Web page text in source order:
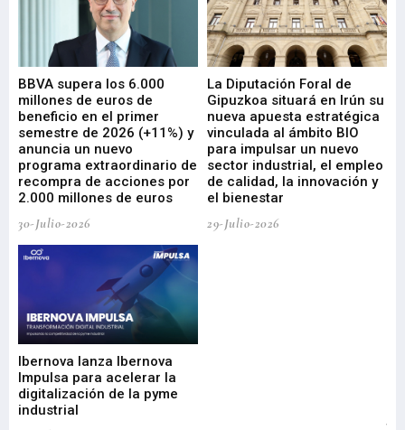
BBVA supera los 6.000
millones de euros de
beneficio en el primer
semestre de 2026 (+11%) y
anuncia un nuevo
programa extraordinario de
recompra de acciones por
2.000 millones de euros
30-Julio-2026
La Diputación Foral de
Gipuzkoa situará en Irún su
nueva apuesta estratégica
vinculada al ámbito BIO
para impulsar un nuevo
sector industrial, el empleo
de calidad, la innovación y
el bienestar
29-Julio-2026
Ibernova lanza Ibernova
Impulsa para acelerar la
digitalización de la pyme
industrial